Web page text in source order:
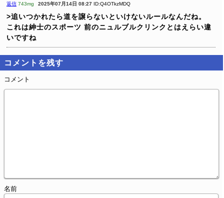
返信 743mg 2025年07月14日 08:27 ID:Q4OTkzMDQ
>追いつかれたら道を譲らないといけないルールなんだね。
これは紳士のスポーツ 前のニュルブルクリンクとはえらい違
いですね
コメントを残す
コメント
名前